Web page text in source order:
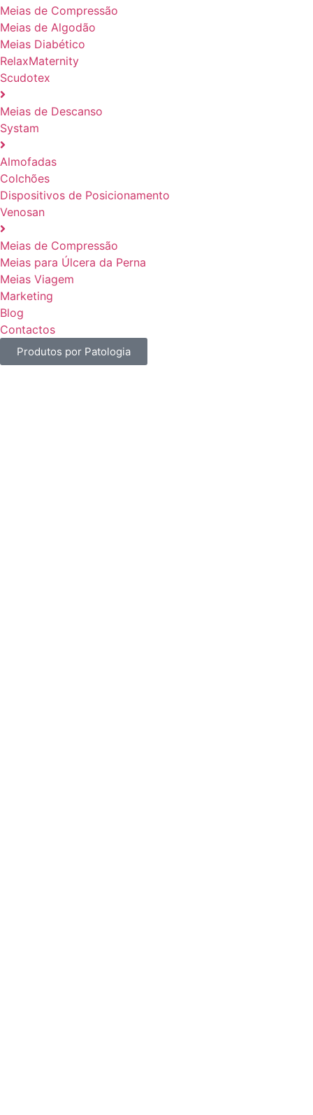
Meias de Compressão
Meias de Algodão
Meias Diabético
RelaxMaternity
Scudotex
Meias de Descanso
Systam
Almofadas
Colchões
Dispositivos de Posicionamento
Venosan
Meias de Compressão
Meias para Úlcera da Perna
Meias Viagem
Marketing
Blog
Contactos
Produtos por Patologia